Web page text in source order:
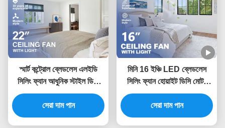
স্মার্ট কন্ট্রোল ব্লেডলেস এলইডি
সিলিং ফ্যান আধুনিক স্টাইল ডিসি
মোটর ডিমমেবল এলইডি লাইট
সেরা দাম পান
মিনি 16 ইঞ্চি LED ব্লেডলেস
সিলিং ফ্যান হোয়াইট ডিসি মোটর
ডিমিং লাইট
সেরা দাম পান